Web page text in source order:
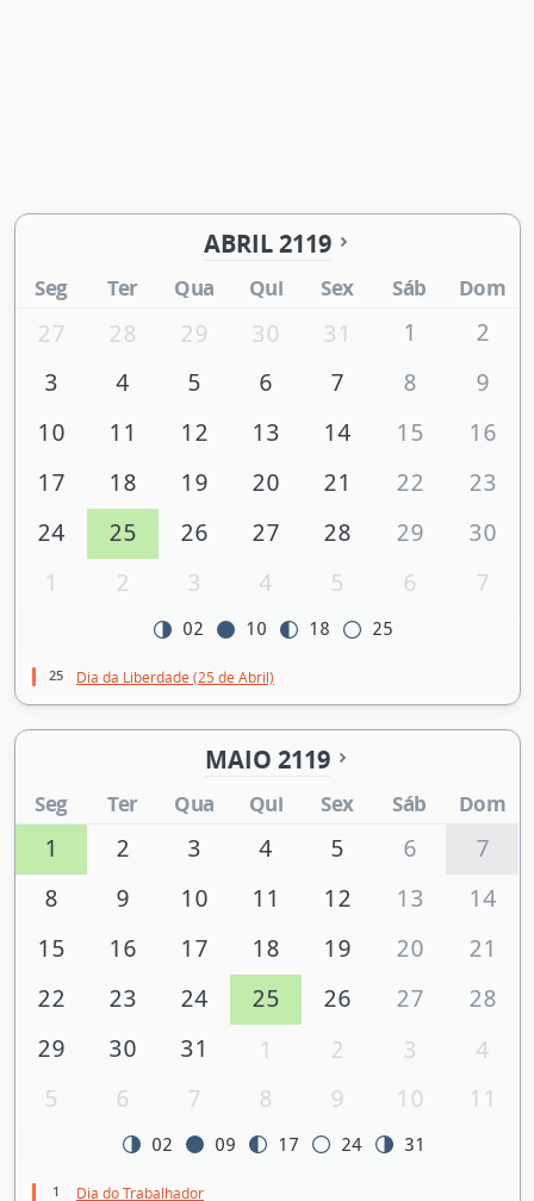
ABRIL 2119
Seg Ter Qua Qui Sex Sáb Dom
27 28 29 30 31 1
2
3
4 5 6 7 8
9
10
11 12 13 14 15
16
17
18 19 20 21 22
23
24
25 26 27 28 29
30
1
2 3 4 5 6 7
02 10 18 25
25 Dia da Liberdade (25 de Abril)
MAIO 2119
Seg Ter Qua Qui Sex Sáb Dom
1 2 3 4 5 6
7
8
9 10 11 12 13
14
15
16 17 18 19 20
21
22
23 24 25 26 27
28
29
30 31 1 2 3
4
5
6 7 8 9 10 11
02 09 17 24 31
1 Dia do Trabalhador